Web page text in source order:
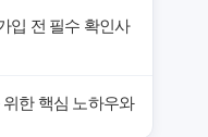
입 전 필수 확인사
한 핵심 노하우와